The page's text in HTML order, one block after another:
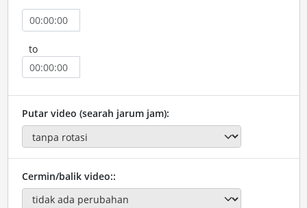
to
Putar video (searah jarum jam):
Cermin/balik video::